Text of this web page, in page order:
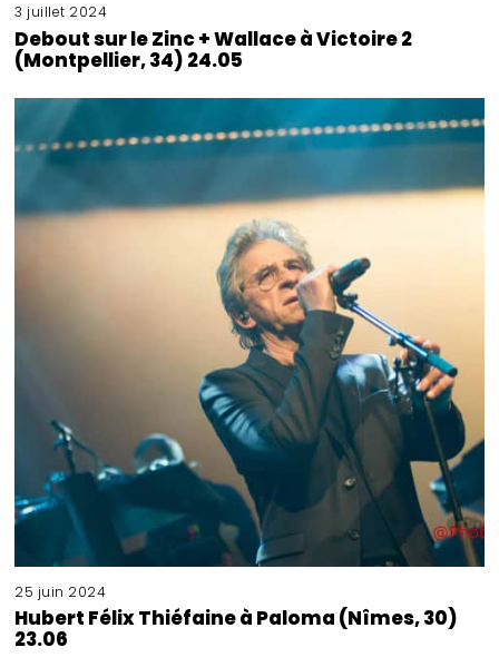
3 juillet 2024
Debout sur le Zinc + Wallace à Victoire 2
(Montpellier, 34) 24.05
25 juin 2024
Hubert Félix Thiéfaine à Paloma (Nîmes, 30)
23.06